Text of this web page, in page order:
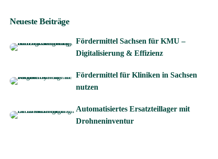
Neueste Beiträge
Fördermittel Sachsen für KMU –
Digitalisierung & Effizienz
Fördermittel für Kliniken in Sachsen
nutzen
Automatisiertes Ersatzteillager mit
Drohneninventur